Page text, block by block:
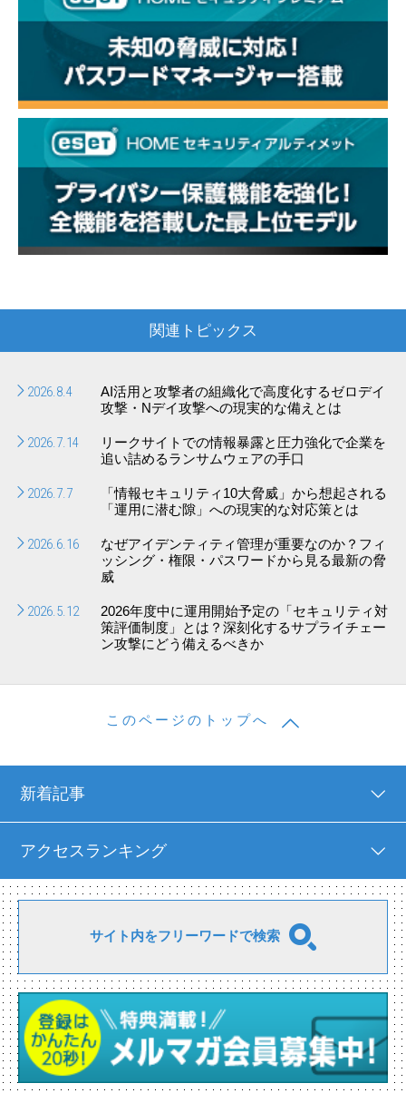
関連トピックス
2026.8.4
AI活用と攻撃者の組織化で高度化するゼロデイ
攻撃・Nデイ攻撃への現実的な備えとは
2026.7.14
リークサイトでの情報暴露と圧力強化で企業を
追い詰めるランサムウェアの手口
2026.7.7
「情報セキュリティ10大脅威」から想起される
「運用に潜む隙」への現実的な対応策とは
2026.6.16
なぜアイデンティティ管理が重要なのか？フィ
ッシング・権限・パスワードから見る最新の脅
威
2026.5.12
2026年度中に運用開始予定の「セキュリティ対
策評価制度」とは？深刻化するサプライチェー
ン攻撃にどう備えるべきか
このページのトップへ
新着記事
アクセスランキング
サイト内をフリーワードで検索